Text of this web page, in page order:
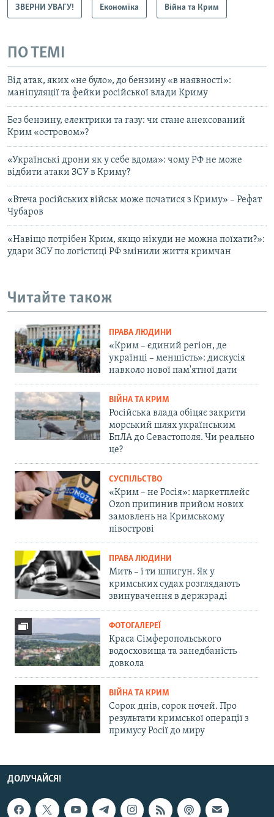
ЗВЕРНИ УВАГУ! Економіка Війна та Крим
ПО ТЕМІ
Від атак, яких «не було», до бензину «в наявності»:
маніпуляції та фейки російської влади Криму
Без бензину, електрики та газу: чи стане анексований
Крим «островом»?
«Українські дрони як у себе вдома»: чому РФ не може
відбити атаки ЗСУ в Криму?
«Втеча російських військ може початися з Криму» – Рефат
Чубаров
«Навіщо потрібен Крим, якщо нікуди не можна поїхати?»:
удари ЗСУ по логістиці РФ змінили життя кримчан
Читайте також
ПРАВА ЛЮДИНИ
«Крим – єдиний регіон, де
українці – меншість»: дискусія
навколо нової пам'ятної дати
ВІЙНА ТА КРИМ
Російська влада обіцяє закрити
морський шлях українським
БпЛА до Севастополя. Чи реально
це?
СУСПІЛЬСТВО
«Крим – не Росія»: маркетплейс
Ozon припинив прийом нових
замовлень на Кримському
півострові
ПРАВА ЛЮДИНИ
Мить – і ти шпигун. Як у
кримських судах розглядають
звинувачення в держзраді
ФОТОГАЛЕРЕЇ
Краса Сімферопольського
водосховища та занедбаність
довкола
ВІЙНА ТА КРИМ
Сорок днів, сорок ночей. Про
результати кримської операції з
примусу Росії до миру
ДОЛУЧАЙСЯ!